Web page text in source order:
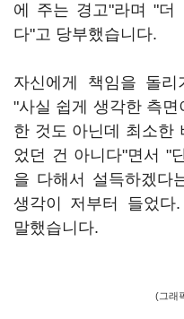
에 주는 경고"라며 "더
다"고 당부했습니다.
자신에게 책임을 돌
"사실 쉽게 생각한 측
한 것도 아닌데 최소한
었던 건 아니다"면서 "
을 다해서 설득하겠다
생각이 저부터 들었다
말했습니다.
(그래